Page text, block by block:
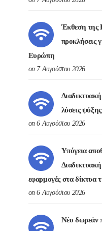
Έκθεση της
προκλήσεις
Ευρώπη
on 7 Αυγούστου 2026
λύσεις ψύξης
on 6 Αυγούστου 2026
Υπόγεια
εφαρμογές στα δίκτυα
on 6 Αυγούστου 2026
Νέο δωρεάν